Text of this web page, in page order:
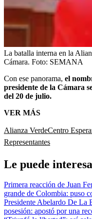
La batalla interna en la
Cámara. Foto: SEMANA
Con ese panorama, el
presidente de la Cámara
del 20 de julio.
VER MÁS
Alianza VerdeCentro
Representantes
Le puede
Primera reacción de Juan
grande de Colombia: puso
Presidente Abelardo De La
posesión: apostó por una